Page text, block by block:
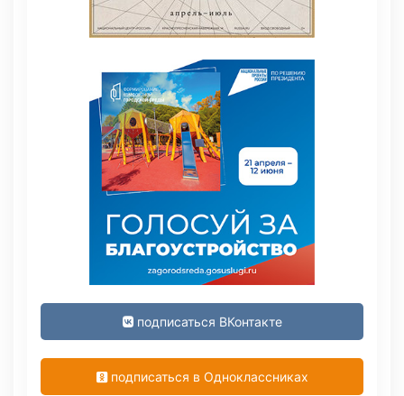
подписаться ВКонтакте
подписаться в Одноклассниках